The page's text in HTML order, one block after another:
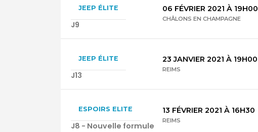
JEEP ÉLITE
J9
06 FÉVRIER 2021 À 19H00
CHÂLONS EN CHAMPAGNE
JEEP ÉLITE
J13
23 JANVIER 2021 À 19H00
REIMS
ESPOIRS ELITE
J8 - Nouvelle formule
13 FÉVRIER 2021 À 16H30
REIMS